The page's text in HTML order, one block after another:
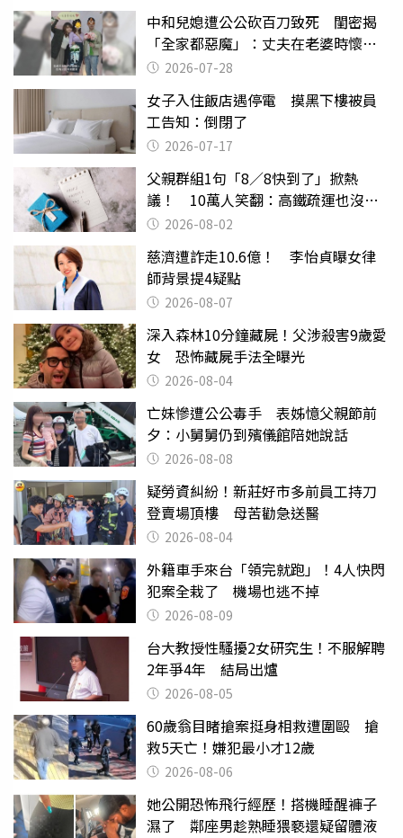
中和兒媳遭公公砍百刀致死 閨密揭
「全家都惡魔」：丈夫在老婆時懷孕
摔東西
2026-07-28
女子入住飯店遇停電 摸黑下樓被員
工告知：倒閉了
2026-07-17
父親群組1句「8／8快到了」掀熱
議！ 10萬人笑翻：高鐵疏運也沒列
父親節
2026-08-02
慈濟遭詐走10.6億！ 李怡貞曝女律
師背景提4疑點
2026-08-07
深入森林10分鐘藏屍！父涉殺害9歲愛
女 恐怖藏屍手法全曝光
2026-08-04
亡妹慘遭公公毒手 表姊憶父親節前
夕：小舅舅仍到殯儀館陪她說話
2026-08-08
疑勞資糾紛！新莊好市多前員工持刀
登賣場頂樓 母苦勸急送醫
2026-08-04
外籍車手來台「領完就跑」！4人快閃
犯案全栽了 機場也逃不掉
2026-08-09
台大教授性騷擾2女研究生！不服解聘
2年爭4年 結局出爐
2026-08-05
60歲翁目睹搶案挺身相救遭圍毆 搶
救5天亡！嫌犯最小才12歲
2026-08-06
她公開恐怖飛行經歷！搭機睡醒褲子
濕了 鄰座男趁熟睡猥褻還疑留體液